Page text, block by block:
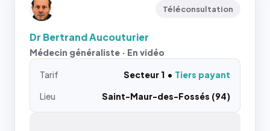
Téléconsultation
Dr Bertrand Aucouturier
Médecin généraliste · En vidéo
Tarif Secteur 1
Tiers payant
Lieu
Saint-Maur-des-Fossés (94)